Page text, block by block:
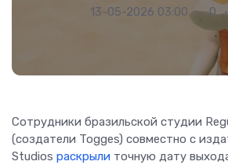
13-05-2026 03:00 0
Сотрудники бразильской студии
(создатели Togges) совместно с
Studios раскрыли точную дату